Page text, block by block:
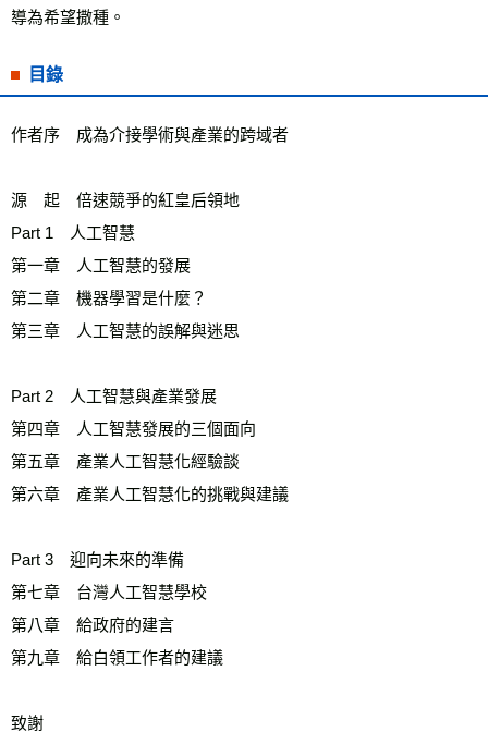
導為希望撒種。
目錄
作者序　成為介接學術與產業的跨域者
源　起　倍速競爭的紅皇后領地
Part 1　人工智慧
第一章　人工智慧的發展
第二章　機器學習是什麼？
第三章　人工智慧的誤解與迷思
Part 2　人工智慧與產業發展
第四章　人工智慧發展的三個面向
第五章　產業人工智慧化經驗談
第六章　產業人工智慧化的挑戰與建議
Part 3　迎向未來的準備
第七章　台灣人工智慧學校
第八章　給政府的建言
第九章　給白領工作者的建議
致謝